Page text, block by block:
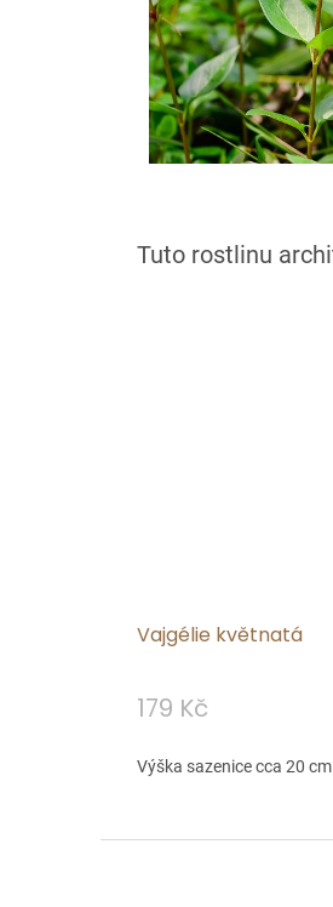
Vajgélie květnatá
179 Kč
Výška sazenice cca 20 cm